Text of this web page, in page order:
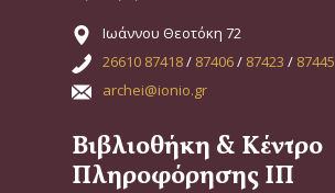
Ιωάννου Θεοτόκη 72
26610 87418/ 87406/ 87423 / 87445
archei@ionio.gr
Βιβλιοθήκη & Κέντρο
Πληροφόρησης ΙΠ